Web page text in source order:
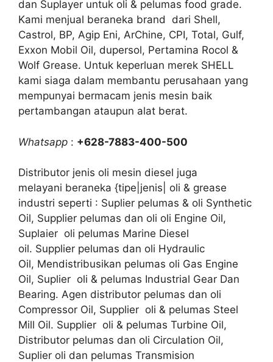
dan Suplayer untuk oli & pelumas food grade.
Kami menjual beraneka brand dari Shell,
Castrol, BP, Agip Eni, ArChine, CPI, Total, Gulf,
Exxon Mobil Oil, dupersol, Pertamina Rocol &
Wolf Grease. Untuk keperluan merek SHELL
kami siaga dalam membantu perusahaan yang
mempunyai bermacam jenis mesin baik
pertambangan ataupun alat berat.
Whatsapp : +628-7883-400-500
Distributor jenis oli mesin diesel juga
melayani beraneka {tipe|jenis| oli & grease
industri seperti : Suplier pelumas & oli Synthetic
Oil, Supplier pelumas dan oli oli Engine Oil,
Suplaier oli pelumas Marine Diesel
oil. Supplier pelumas dan oli Hydraulic
Oil, Mendistribusikan pelumas oli Gas Engine
Oil, Suplier oli & pelumas Industrial Gear Dan
Bearing. Agen distributor pelumas dan oli
Compressor Oil, Supplier oli & pelumas Steel
Mill Oil. Supplier oli & pelumas Turbine Oil,
Distributor pelumas dan oli Circulation Oil,
Suplier oli dan pelumas Transmision